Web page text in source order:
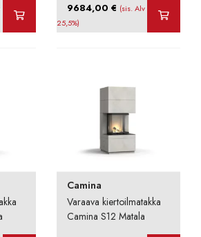
9684,00€ (sis. Alv
25,5%)
Camina
Varaava kiertoilmatakka
Camina S12 Matala